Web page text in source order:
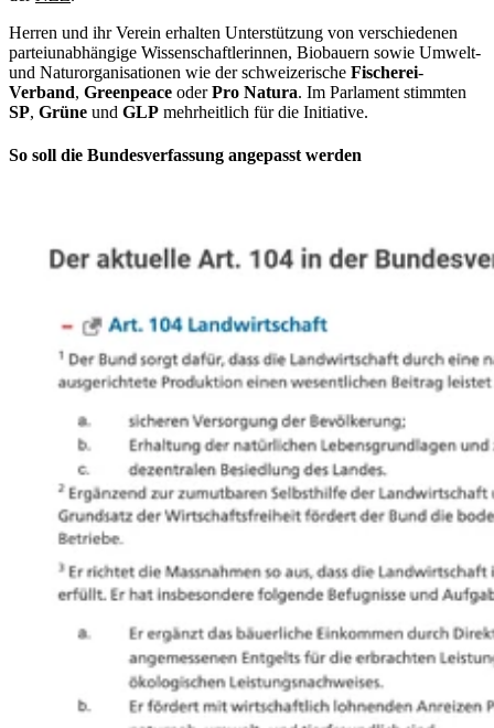
Herren und ihr Verein erhalten Unterstützung von verschiedenen
parteiunabhängige Wissenschaftlerinnen, Biobauern sowie Umwelt-
und Naturorganisationen wie der schweizerische Fischerei-
Verband, Greenpeace oderPro Natura. Im Parlament stimmten
SP, Grüne und GLP mehrheitlich für die Initiative.
So soll die Bundesverfassung angepasst werden